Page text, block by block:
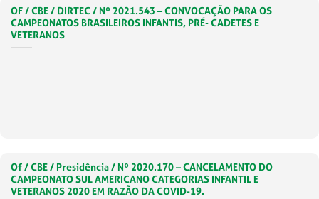
OF / CBE / DIRTEC / Nº 2021.543 – CONVOCAÇÃO PARA OS
CAMPEONATOS BRASILEIROS INFANTIS, PRÉ- CADETES E
VETERANOS
Of / CBE / Presidência / Nº 2020.170 – CANCELAMENTO DO
CAMPEONATO SUL AMERICANO CATEGORIAS INFANTIL E
VETERANOS 2020 EM RAZÃO DA COVID-19.